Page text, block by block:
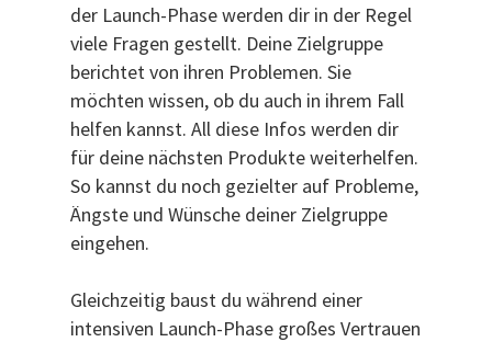
der Launch-Phase werden dir in der Regel
viele Fragen gestellt. Deine Zielgruppe
berichtet von ihren Problemen. Sie
möchten wissen, ob du auch in ihrem Fall
helfen kannst. All diese Infos werden dir
für deine nächsten Produkte weiterhelfen.
So kannst du noch gezielter auf Probleme,
Ängste und Wünsche deiner Zielgruppe
eingehen.
Gleichzeitig baust du während einer
intensiven Launch-Phase großes Vertrauen